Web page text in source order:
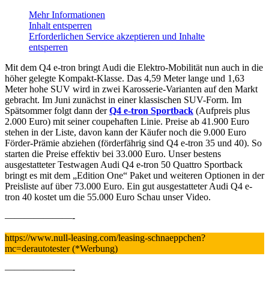
Mehr Informationen
Inhalt entsperren
Erforderlichen Service akzeptieren und Inhalte
entsperren
Mit dem Q4 e-tron bringt Audi die Elektro-Mobilität nun auch in die
höher gelegte Kompakt-Klasse. Das 4,59 Meter lange und 1,63
Meter hohe SUV wird in zwei Karosserie-Varianten auf den Markt
gebracht. Im Juni zunächst in einer klassischen SUV-Form. Im
Spätsommer folgt dann derQ4 e-tron Sportback (Aufpreis plus
2.000 Euro) mit seiner coupehaften Linie. Preise ab 41.900 Euro
stehen in der Liste, davon kann der Käufer noch die 9.000 Euro
Förder-Prämie abziehen (förderfährig sind Q4 e-tron 35 und 40). So
starten die Preise effektiv bei 33.000 Euro. Unser bestens
ausgestatteter Testwagen Audi Q4 e-tron 50 Quattro Sportback
bringt es mit dem „Edition One“ Paket und weiteren Optionen in der
Preisliste auf über 73.000 Euro. Ein gut ausgestatteter Audi Q4 e-
tron 40 kostet um die 55.000 Euro Schau unser Video.
———————-
https://www.null-leasing.com/leasing-schnaeppchen?
mc=derautotester (*Werbung)
———————-